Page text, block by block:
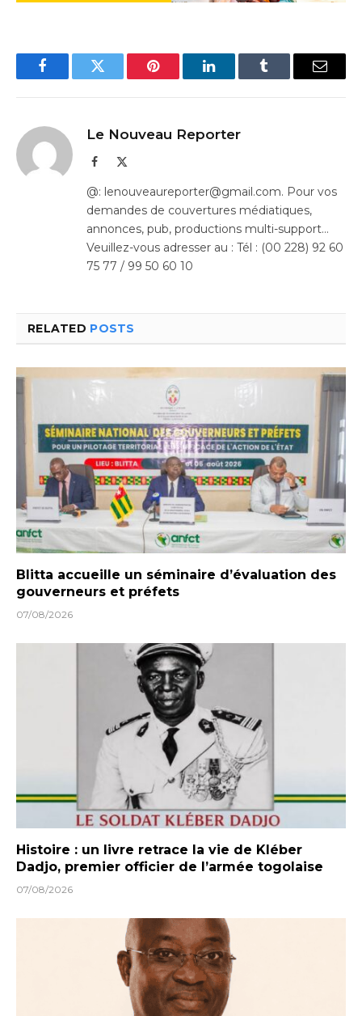
FacebookTwitter Pinterest LinkedInTumblr Email
Le Nouveau Reporter
Facebook
@: lenouveaureporter@gmail.com. Pour vos
demandes de couvertures médiatiques,
annonces, pub, productions multi-support…
Veuillez-vous adresser au : Tél : (00 228) 92 60
75 77 / 99 50 60 10
RELATED POSTS
Blitta accueille un séminaire d’évaluation des
gouverneurs et préfets
07/08/2026
Histoire : un livre retrace la vie de Kléber
Dadjo, premier officier de l’armée togolaise
07/08/2026